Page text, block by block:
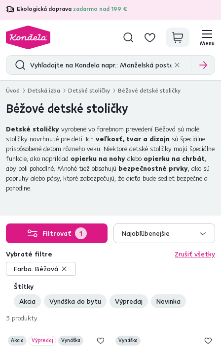
Ekologická doprava zadarmo nad 199 €
4,7 31 211overených produktových recenzií
Menu
Úvod Detská izba Detské stoličky Béžové detské stoličky
Béžové detské stoličky
Detské stoličky vyrobené vo farebnom prevedení Béžová sú malé
stoličky navrhnuté pre deti. Ich veľkosť, tvar a dizajn sú špeciálne
prispôsobené deťom rôzneho veku. Niektoré detské stoličky majú špeciálne
funkcie, ako napríklad opierku na nohy alebo opierku na chrbát,
aby boli pohodlné. Mnohé tiež obsahujú bezpečnostné prvky, ako sú
popruhy alebo pásy, ktoré zabezpečujú, že dieťa bude sedieť bezpečne a
pohodlne.
Filtrovať 1 Najobľúbenejšie
Štítky
Akcia
Vynáška do bytu Výpredaj Novinka
Vybraté filtre
Zrušiť všetky
Farba: Béžová
3 produkty
Akcia Výpredaj Vynáška Vynáška